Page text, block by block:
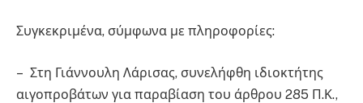
Συγκεκριμένα, σύμφωνα με πληροφορίες:
– Στη Γιάννουλη Λάρισας, συνελήφθη ιδιοκτήτης
αιγοπροβάτων για παραβίαση του άρθρου 285 Π.Κ.,